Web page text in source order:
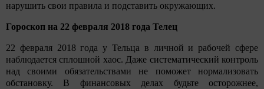
нарушить свои правила и подставить окружающих.
Гороскоп на 22 февраля 2018 года Телец
22 февраля 2018 года у Тельца в личной и рабочей сфере
наблюдается сплошной хаос. Даже систематический контроль
над своими обязательствами не поможет нормализовать
обстановку. В финансовых делах будьте осторожнее,